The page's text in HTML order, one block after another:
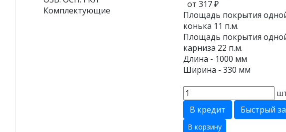
Комплектующие
от 317 ₽
Площадь покрытия
конька 11 п.м.
Площадь покрытия
карниза 22 п.м.
Длина - 1000 мм
Ширина - 330 мм
В кредит
Быстрый
В корзину